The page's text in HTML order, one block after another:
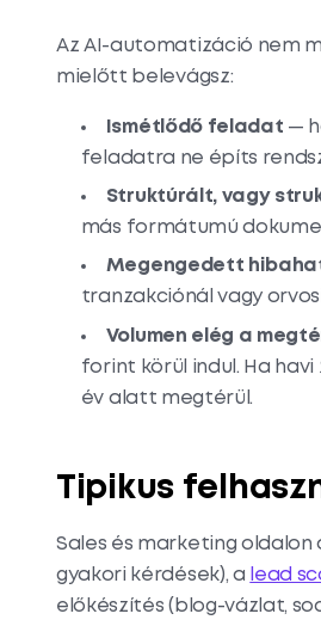
Az AI-automatizáció nem
mielőtt belevágsz:
Ismétlődő feladat —
feladatra ne építs
Struktúrált, vagy
más formátumú
Megengedett
tranzakciónál vagy
Volumen elég a
forint körül indul. Ha
év alatt megtérül.
Tipikus
Sales és marketing oldalon
gyakori kérdések), a lead
előkészítés (blog-vázlat,